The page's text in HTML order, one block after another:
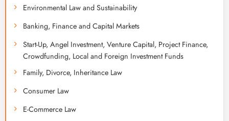
Environmental Law and Sustainability
Banking, Finance and Capital Markets
Start-Up, Angel Investment, Venture Capital, Project Finance,
Crowdfunding, Local and Foreign Investment Funds
Family, Divorce, Inheritance Law
Consumer Law
E-Commerce Law